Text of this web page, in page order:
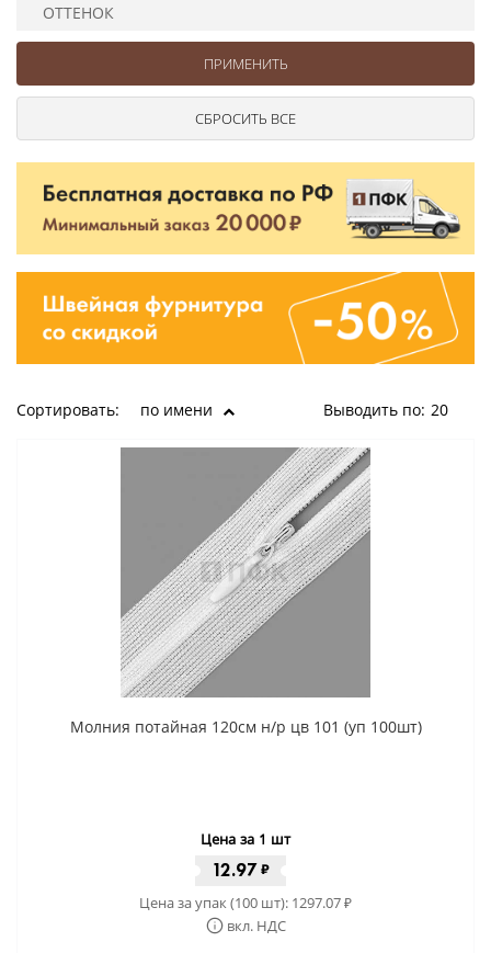
ОТТЕНОК
Сортировать: по имени Выводить по: 20
Молния потайная 120см н/р цв 101 (уп 100шт)
Цена за 1 шт
12.97 ₽
Цена за упак (100 шт): 1297.07₽
вкл. НДС
Ушковые
Шторные
Цепочки шарики с замком
Ткани
Шнуры
Сумочная фурнитура